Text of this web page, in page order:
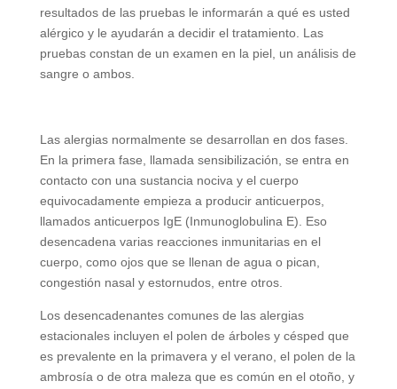
resultados de las pruebas le informarán a qué es usted
alérgico y le ayudarán a decidir el tratamiento. Las
pruebas constan de un examen en la piel, un análisis de
sangre o ambos.
Las alergias normalmente se desarrollan en dos fases.
En la primera fase, llamada sensibilización, se entra en
contacto con una sustancia nociva y el cuerpo
equivocadamente empieza a producir anticuerpos,
llamados anticuerpos IgE (Inmunoglobulina E). Eso
desencadena varias reacciones inmunitarias en el
cuerpo, como ojos que se llenan de agua o pican,
congestión nasal y estornudos, entre otros.
Los desencadenantes comunes de las alergias
estacionales incluyen el polen de árboles y césped que
es prevalente en la primavera y el verano, el polen de la
ambrosía o de otra maleza que es común en el otoño, y